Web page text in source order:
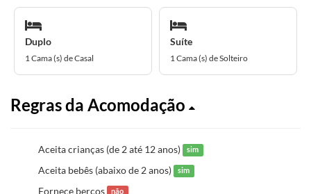
Duplo
1 Cama (s) de Casal
Suíte
1 Cama (s) de Solteiro
Regras da Acomodação
Aceita crianças (de 2 até 12 anos) sim
Aceita bebês (abaixo de 2 anos) sim
Fornece berços não